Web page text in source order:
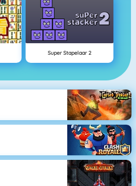
Super Stapelaar 2